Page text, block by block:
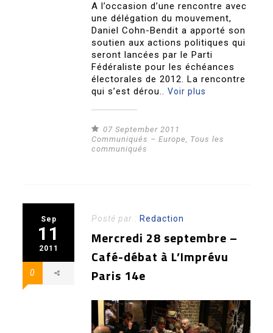
A l’occasion d’une rencontre avec
une délégation du mouvement,
Daniel Cohn-Bendit a apporté son
soutien aux actions politiques qui
seront lancées par le Parti
Fédéraliste pour les échéances
électorales de 2012. La rencontre
qui s’est dérou..Voir plus
07 September 2011
Communiqués – Europe, Tous les
communiqués
Sep
11
2011
0
Posté par : Redaction
Mercredi 28 septembre –
Café-débat à L’Imprévu
Paris 14e